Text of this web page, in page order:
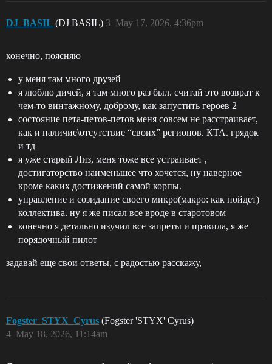
DJ_BASIL (DJ BASIL) May 17, 2026, 4:36pm
3
конечно, поясняю
у меня там много друзей
я люблю дичей, я там много раз был. считай это возврат к
чем-то винтажному, доброму, как запустить героев 2
состояние пета-петов-петов меня совсем не расстраивает,
как и наличие\отсутствие “своих” регионов. КТА. грядок
и тд
я уже старый Лиз, меня тоже все устраивает ,
достигаторство наименьшее что хочется, ну наверное
кроме каких достижений самой корпы.
управление и созидание своего микро(макро: как пойдет)
коллектива. ну я же писал все вроде в старотовом
конечно я детально изучил все запреты и правила, я же
порядочный пилот
задавай еще свои ответы, с радостью расскажу,
Fogster_STYX_Cyrus (Fogster 'STYX' Cyrus)
May 18, 2026, 11:14am
4